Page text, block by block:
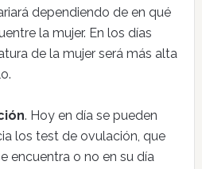
dependiendo de en qué
la mujer. En los días
de la mujer será más alta
. Hoy en día se pueden
los test de ovulación, que
encuentra o no en su día